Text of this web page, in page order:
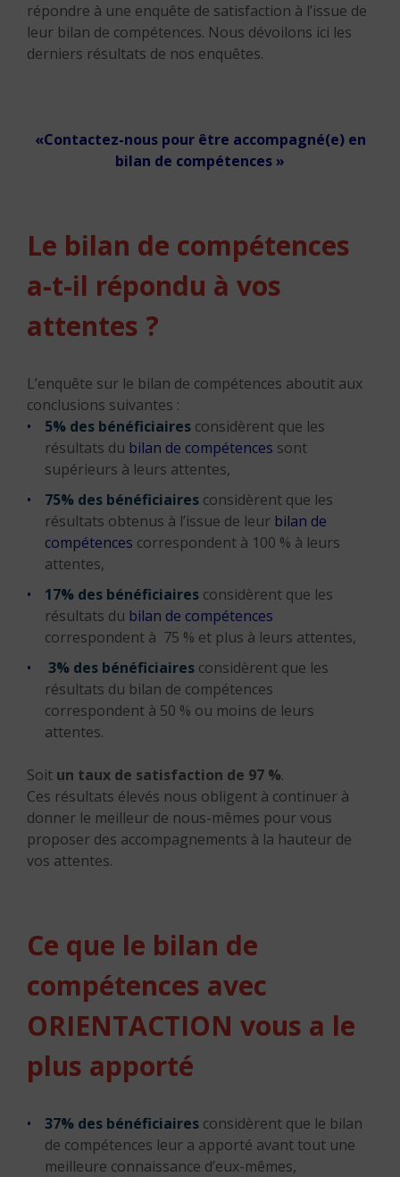
répondre à une enquête de satisfaction à l’issue de
leur bilan de compétences. Nous dévoilons ici les
derniers résultats de nos enquêtes.
«Contactez-nous pour être accompagné(e) en
bilan de compétences »
Le bilan de compétences
a-t-il répondu à vos
attentes ?
L’enquête sur le bilan de compétences aboutit aux
conclusions suivantes :
5% des bénéficiaires considèrent que les
résultats du bilan de compétences sont
supérieurs à leurs attentes,
75% des bénéficiaires considèrent que les
résultats obtenus à l’issue de leur bilan de
compétences correspondent à 100 % à leurs
attentes,
17% des bénéficiaires considèrent que les
résultats du bilan de compétences
correspondent à 75 % et plus à leurs attentes,
3% des bénéficiaires considèrent que les
résultats du bilan de compétences
correspondent à 50 % ou moins de leurs
attentes.
Soit un taux de satisfaction de 97 %.
Ces résultats élevés nous obligent à continuer à
donner le meilleur de nous-mêmes pour vous
proposer des accompagnements à la hauteur de
vos attentes.
Ce que le bilan de
compétences avec
ORIENTACTION vous a le
plus apporté
37% des bénéficiaires considèrent que le bilan
de compétences leur a apporté avant tout une
meilleure connaissance d’eux-mêmes,